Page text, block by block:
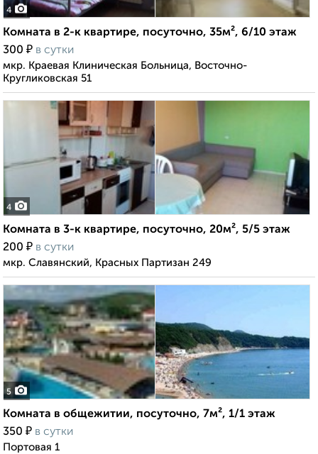
4
Комната в 2-к квартире, посуточно, 35м², 6/10 этаж
300 ₽ в сутки
мкр. Краевая Клиническая Больница, Восточно-
Кругликовская 51
4
Комната в 3-к квартире, посуточно, 20м², 5/5 этаж
200 ₽ в сутки
мкр. Славянский, Красных Партизан 249
5
Комната в общежитии, посуточно, 7м², 1/1 этаж
350 ₽ в сутки
Портовая 1